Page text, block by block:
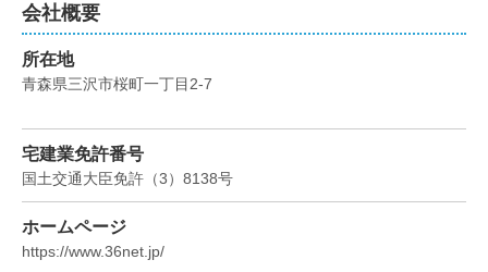
状態: 更地
1,400
会社概要
所在地
青森県三沢市桜町一丁目2-7
宅建業免許番号
国土交通大臣免許 （3） 8138号
ホームページ
https://www.36net.jp/